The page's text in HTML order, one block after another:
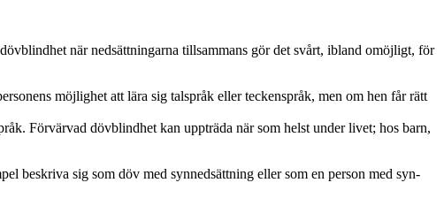
när nedsättningarna tillsammans gör det svårt, ibland omöjligt, för
möjlighet att lära sig talspråk eller teckenspråk, men om hen får rätt
Förvärvad dövblindhet kan uppträda när som helst under livet; hos barn,
beskriva sig som döv med synnedsättning eller som en person med syn-